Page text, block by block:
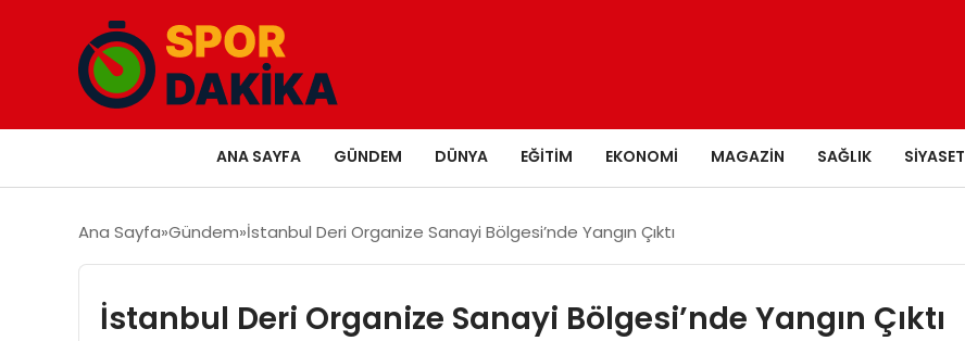
ANA SAYFA GÜNDEM DÜNYA EĞITIM EKONOMI MAGAZIN SAĞLIK SIYASET
Ana Sayfa Gündem İstanbul Deri Organize Sanayi Bölgesi’nde Yangın Çıktı
İstanbul Deri Organize Sanayi Bölgesi’nde Yangın Çıktı